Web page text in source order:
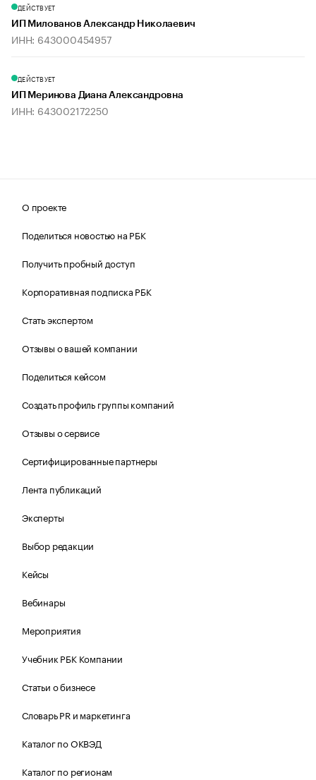
ДЕЙСТВУЕТ
ИП Милованов Александр Николаевич
ИНН: 643000454957
ДЕЙСТВУЕТ
ИП Меринова Диана Александровна
ИНН: 643002172250
О проекте
Поделиться новостью на РБК
Получить пробный доступ
Корпоративная подписка РБК
Стать экспертом
Отзывы о вашей компании
Поделиться кейсом
Создать профиль группы компаний
Отзывы о сервисе
Сертифицированные партнеры
Лента публикаций
Эксперты
Выбор редакции
Кейсы
Вебинары
Мероприятия
Учебник РБК Компании
Статьи о бизнесе
Словарь PR и маркетинга
Каталог по ОКВЭД
Каталог по регионам